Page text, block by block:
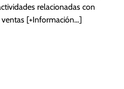
relacionadas con
ventas [+Información…]